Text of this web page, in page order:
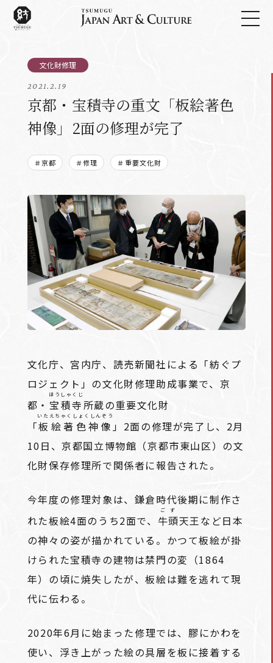
2021.2.19
京都・宝積寺の重文「板絵著色
神像」2面の修理が完了
＃京都 ＃修理 ＃重要文化財
文化庁、宮内庁、読売新聞社による「紡ぐプ
ロジェクト」の文化財修理助成事業で、京
都・ 宝積寺
ほうしゃくじ
所蔵の重要文化財
「板絵著色神像
いたえちゃくしょくしんぞう
」2面の修理が完了し、2月
10日、京都国立博物館（京都市東山区）の文
化財保存修理所で関係者に報告された。
今年度の修理対象は、鎌倉時代後期に制作さ
れた板絵4面のうち2面で、 牛頭
ごず
天王など日本
の神々の姿が描かれている。かつて板絵が掛
けられた宝積寺の建物は禁門の変（1864
年）の頃に焼失したが、板絵は難を逃れて現
代に伝わる。
2020年6月に始まった修理では、膠にかわを
使い、浮き上がった絵の具層を板に接着する